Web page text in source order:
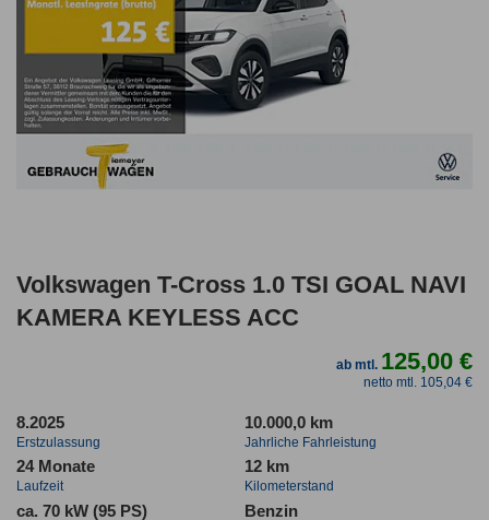
Volkswagen T-Cross 1.0 TSI GOAL NAVI
KAMERA KEYLESS ACC
ab mtl. 125,00 €
netto mtl. 105,04 €
8.2025
Erstzulassung
10.000,0 km
Jahrliche Fahrleistung
24 Monate
Laufzeit
12 km
Kilometerstand
ca. 70 kW (95 PS) Benzin